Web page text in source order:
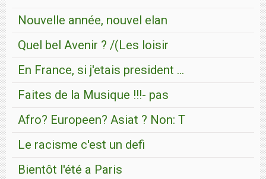
Nouvelle année, nouvel elan
Quel bel Avenir ? /(Les loisir
En France, si j'etais president ...
Faites de la Musique !!!- pas
Afro? Europeen? Asiat ? Non: T
Le racisme c'est un defi
Bientôt l'été a Paris